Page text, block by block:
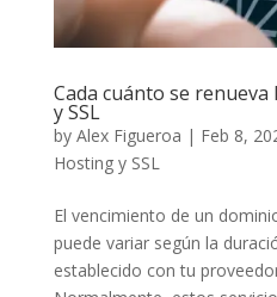
Cada cuánto se
y SSL
by Alex Figueroa | Feb 8,
Hosting y SSL
El vencimiento de un
puede variar según la
establecido con tu